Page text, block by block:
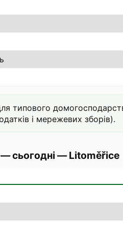
типового
і мережевих зборів).
сьогодні —Litoměřice